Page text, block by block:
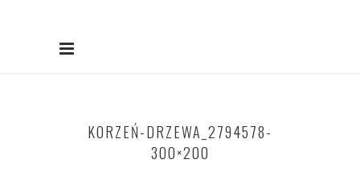
KORZEŃ-DRZEWA_2794578-
300×200